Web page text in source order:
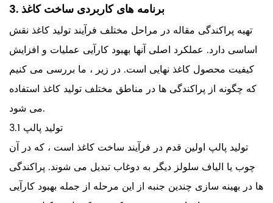
3. برنامه های کاربردی ساخت کاغذ
تهیه پراکندگی مقاله در مراحل مختلف فرآیند تولید کاغذ نقش
اساسی دارد. عملکرد اصلی آنها بهبود کارآیی عملیات و افزایش
کیفیت محصول کاغذ نهایی است. در زیر ، ما بررسی می کنیم
که چگونه از پراکندگی ها در مناطق مختلف تولید کاغذ استفاده
می شود.
3.1 تولید پالپ
تولید پالپ اولین قدم در فرآیند ساخت کاغذ است ، که در آن
چوب یا الیاف سلولز دیگر به دوغاب تبدیل می شوند. پراکندگی
ها در بهینه سازی چندین جنبه از این مرحله از جمله بهبود کارآیی